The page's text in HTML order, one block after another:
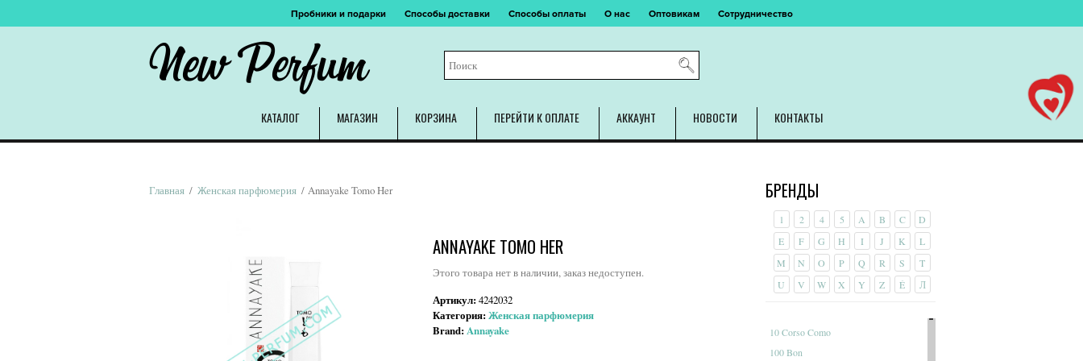
Пробники и подарки Способы доставки Способы оплаты О нас Оптовикам Сотрудничество
New Perfum
КАТАЛОГ МАГАЗИН КОРЗИНА ПЕРЕЙТИ К ОПЛАТЕ АККАУНТ НОВОСТИ КОНТАКТЫ
Главная / Женская парфюмерия / Annayake Tomo Her
ANNAYAKE TOMO HER
Этого товара нет в наличии, заказ недоступен.
Артикул:4242032
Категория:Женская парфюмерия
Brand:Annayake
БРЕНДЫ
1 2 4 5 A B C
D
E
F G H I J K
L
M
N O P Q R S
T
U
V W X Y Z É Л
10 Corso Como
100 Bon